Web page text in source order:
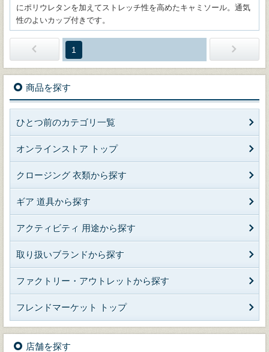
にポリウレタンを加えてストレッチ性を高めたキャミソール。通気
性のよいカップ付きです。
1
商品を探す
ひとつ前のカテゴリ一覧
オンラインストア トップ
クロージング 衣類から探す
ギア 道具から探す
アクティビティ 用途から探す
取り扱いブランドから探す
ファクトリー・アウトレットから探す
フレンドマーケット トップ
店舗を探す